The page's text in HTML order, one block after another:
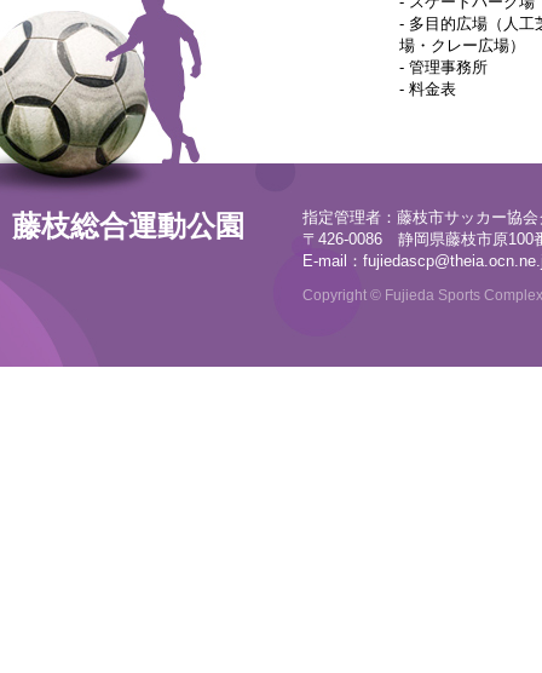
- 多目的広場（人工
場・クレー広場）
- 管理事務所
- 料金表
藤枝総合運動公園
指定管理者：藤枝市サッカー協
〒426-0086 静岡県藤枝市原100
E-mail：
Copyright © Fujieda Sports